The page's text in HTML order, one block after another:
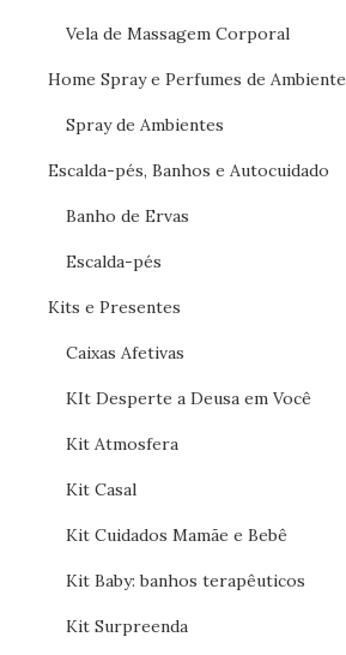
Vela de Massagem Corporal
Home Spray e Perfumes de Ambiente
Spray de Ambientes
Escalda-pés, Banhos e Autocuidado
Banho de Ervas
Escalda-pés
Kits e Presentes
Caixas Afetivas
KIt Desperte a Deusa em Você
Kit Atmosfera
Kit Casal
Kit Cuidados Mamãe e Bebê
Kit Baby: banhos terapêuticos
Kit Surpreenda